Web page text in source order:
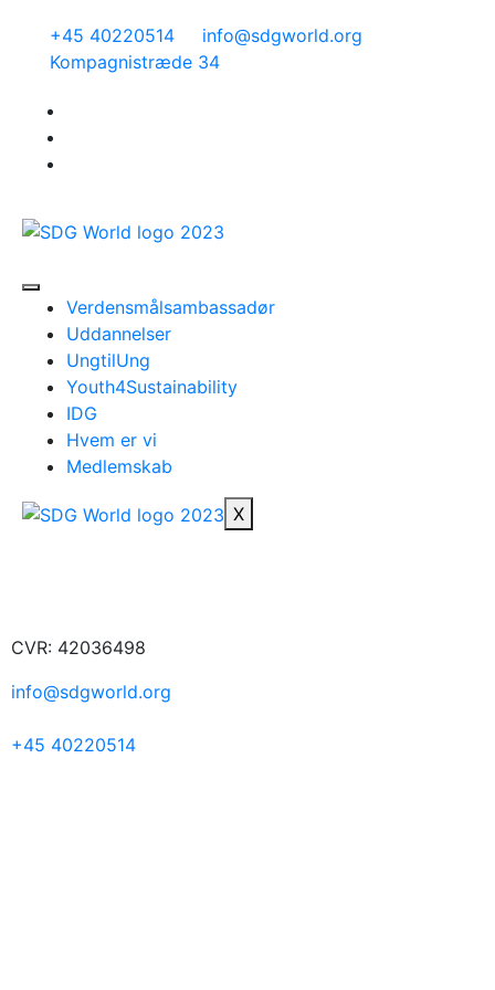
+45 40220514
info@sdgworld.org
Kompagnistræde 34
Verdensmålsambassadør
Uddannelser
UngtilUng
Youth4Sustainability
IDG
Hvem er vi
Medlemskab
X
CVR: 42036498
info@sdgworld.org
+45 40220514